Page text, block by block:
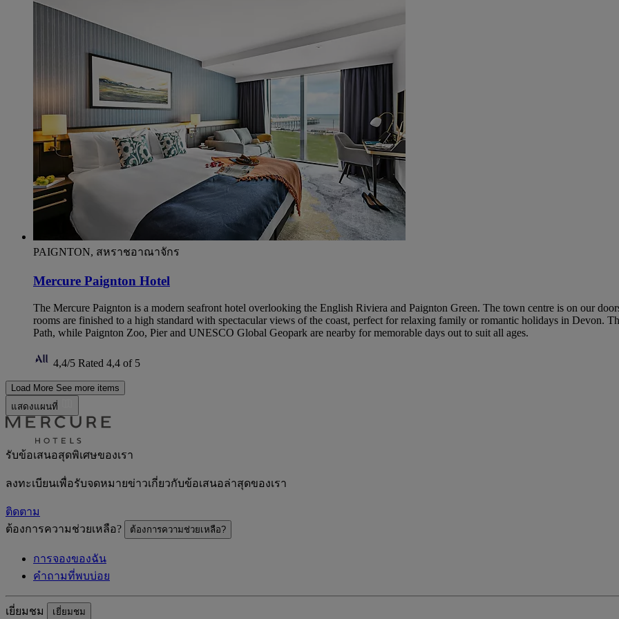
PAIGNTON, สหราชอาณาจักร
Mercure Paignton Hotel
The Mercure Paignton is a modern seafront hotel overlooking the English Riviera and Paignton Green. The town centre is on our
rooms are finished to a high standard with spectacular views of the coast, perfect for relaxing family or romantic holidays in Devon.
Path, while Paignton Zoo, Pier and UNESCO Global Geopark are nearby for memorable days out to suit all ages.
4,4/5 Rated 4,4 of 5
Load More See more items
แสดงแผนที่
รับข้อเสนอสุดพิเศษของเรา
ลงทะเบียนเพื่อรับจดหมายข่าวเกี่ยวกับข้อเสนอล่าสุดของเรา
ติดตาม
ต้องการความช่วยเหลือ?
ต้องการความช่วยเหลือ?
การจองของฉัน
คำถามที่พบบ่อย
เยี่ยมชม เยี่ยมชม